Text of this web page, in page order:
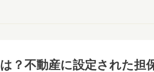
？不動産に設定された担